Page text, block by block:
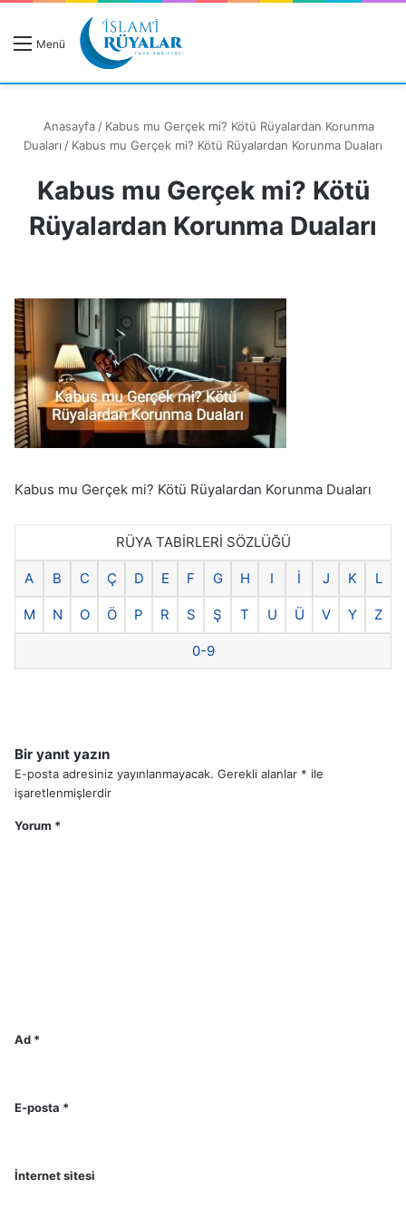
Menü
Anasayfa / Kabus mu Gerçek mi? Kötü Rüyalardan Korunma
Duaları / Kabus mu Gerçek mi? Kötü Rüyalardan Korunma Duaları
Kabus mu Gerçek mi? Kötü
Rüyalardan Korunma Duaları
Kabus mu Gerçek mi? Kötü Rüyalardan Korunma Duaları
RÜYA TABİRLERİ SÖZLÜĞÜ
A B C Ç D E F G H I İ J K L
M N O Ö P R S Ş T U Ü V Y Z
0-9
Bir yanıt yazın
E-posta adresiniz yayınlanmayacak. Gerekli alanlar * ile
işaretlenmişlerdir
Yorum *
Ad *
E-posta *
İnternet sitesi
Rüyanızı Arayın